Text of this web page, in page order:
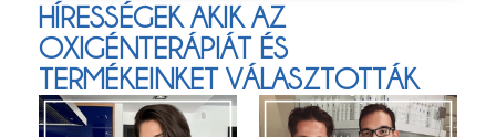
HÍRESSÉGEK AKIK AZ
OXIGÉNTERÁPIÁT ÉS
TERMÉKEINKET VÁLASZTOTTÁK